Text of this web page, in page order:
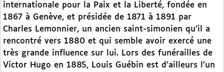
internationale pour la Paix et la Liberté, fondée en
1867 à Genève, et présidée de 1871 à 1891 par
Charles Lemonnier, un ancien saint-simonien qu’il a
rencontré vers 1880 et qui semble avoir exercé une
très grande influence sur lui. Lors des funérailles de
Victor Hugo en 1885, Louis Guébin est d’ailleurs l’un